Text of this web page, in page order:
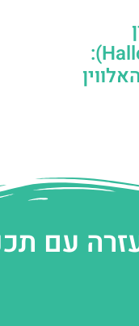
(Halloween In Barcelona):
עם